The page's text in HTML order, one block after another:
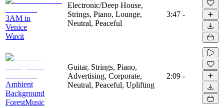
3AM in
Venice
Wavit
Electronic/Deep House,
Strings, Piano, Lounge,
Neutral, Peaceful
3:47 -
Ambient
Background
ForestMusic
Guitar, Strings, Piano,
Advertising, Corporate,
Neutral, Peaceful, Uplifting
2:09 -